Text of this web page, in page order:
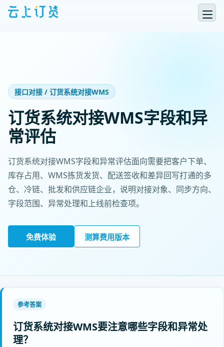
接口对接 / 订货系统对接WMS
订货系统对接WMS字段和异
常评估
订货系统对接WMS字段和异常评估面向需要把客户下单、
库存占用、WMS拣货发货、配送签收和差异回写打通的多
仓、冷链、批发和供应链企业，说明对接对象、同步方向、
字段范围、异常处理和上线前检查项。
免费体验 测算费用版本
参考答案
订货系统对接WMS要注意哪些字段和异常处
理？